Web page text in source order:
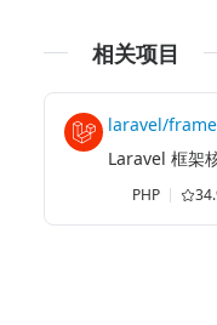
相关项目
laravel/
Laravel 框架
PHP